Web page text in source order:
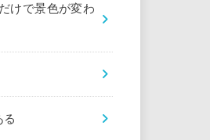
けで景色が変わ
る